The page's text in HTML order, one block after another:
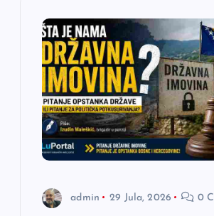
admin 29 Jula, 2026 0